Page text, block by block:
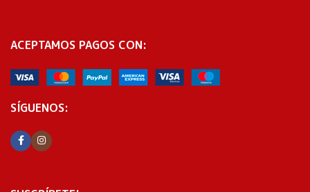
ACEPTAMOS PAGOS CON:
SÍGUENOS: